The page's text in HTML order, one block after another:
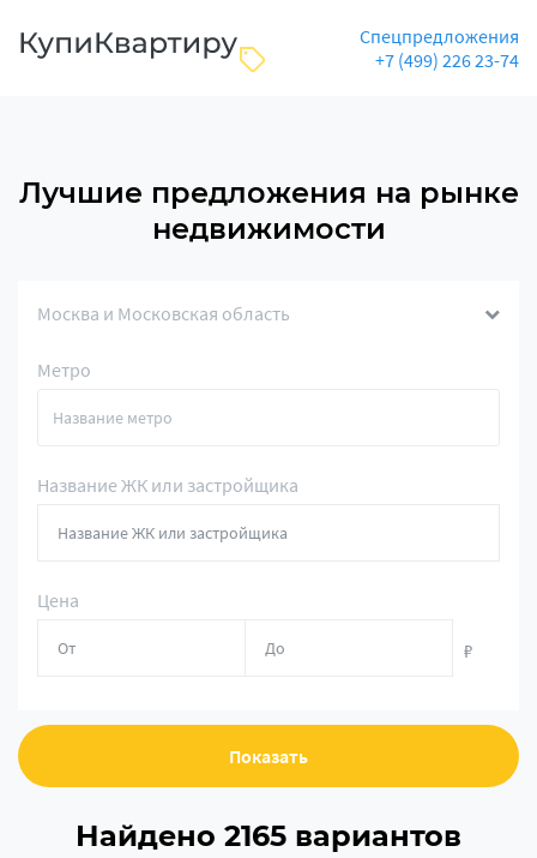
Спецпредложения
+7 (499) 226 23-74
Лучшие предложения на рынке
недвижимости
Москва и Московская область
Метро
Название ЖК или застройщика
Цена
₽
Показать
Найдено 2165 вариантов